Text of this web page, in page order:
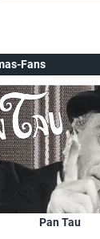
Fans
Pan Tau